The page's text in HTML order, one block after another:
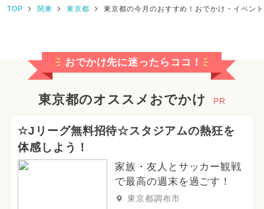
TOP 関東 東京都 東京都の今月のおすすめ！おでかけ・イベン
おでかけ先に迷ったらココ！
東京都のオススメおでかけ PR
☆Jリーグ無料招待☆スタジアムの熱狂を
体感しよう！
家族・友人とサッカー観戦
で最高の週末を過ごす！
東京都調布市